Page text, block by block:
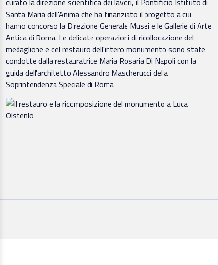
Santa Maria dell'Anima che ha finanziato il progetto a cui
hanno concorso la Direzione Generale Musei e le Gallerie di Arte
Antica di Roma. Le delicate operazioni di ricollocazione del
medaglione e del restauro dell'intero monumento sono state
condotte dalla restauratrice Maria Rosaria Di Napoli con la
guida dell'architetto Alessandro Mascherucci della
Soprintendenza Speciale di Roma